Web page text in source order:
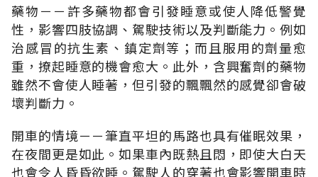
藥物－－許多藥物都會引發睡意或使人降低警覺
性，影響四肢協調、駕駛技術以及判斷能力。例如
治感冒的抗生素、鎮定劑等；而且服用的劑量愈
重，撩起睡意的機會愈大。此外，含興奮劑的藥物
雖然不會使人睡著，但引發的飄飄然的感覺卻會破
壞判斷力。
開車的情境－－筆直平坦的馬路也具有催眠效果，
在夜間更是如此。如果車內既熱且悶，即使大白天
也會令人昏昏欲睡。駕駛人的穿著也會影響開車時